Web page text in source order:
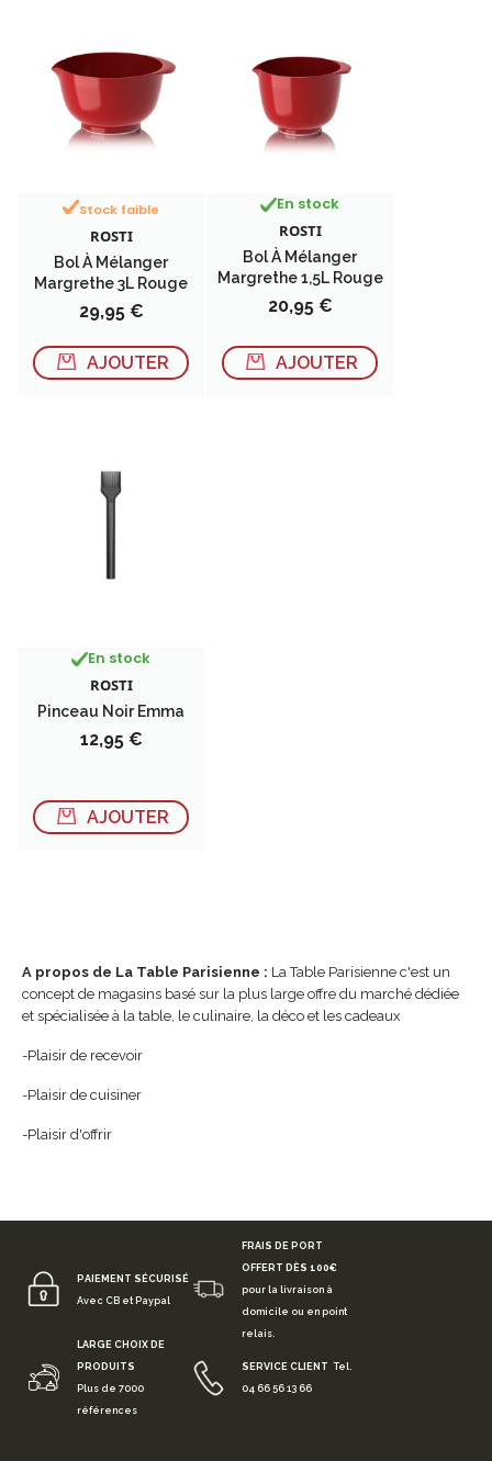
Stock faible
ROSTI
Bol À Mélanger
Margrethe 3L Rouge
Prix
29,95 €
AJOUTER
En stock
ROSTI
Bol À Mélanger
Margrethe 1,5L Rouge
Prix
20,95 €
AJOUTER
En stock
ROSTI
Pinceau Noir Emma
Prix
12,95 €
AJOUTER
A propos de La Table Parisienne : La Table Parisienne c'est un
concept de magasins basé sur la plus large offre du marché dédiée
et spécialisée à la table, le culinaire, la déco et les cadeaux
-Plaisir de recevoir
-Plaisir de cuisiner
-Plaisir d'offrir
PAIEMENT SÉCURISÉ
Avec CB et Paypal
FRAIS DE PORT
OFFERT DÈS 100€
pour la livraison à
domicile ou en point
relais.
LARGE CHOIX DE
PRODUITS
Plus de 7000
références
SERVICE CLIENT Tel.
04 66 56 13 66